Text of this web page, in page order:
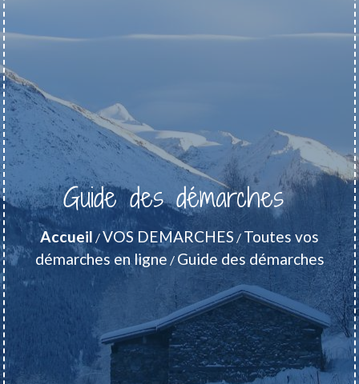
Guide des démarches
Accueil /VOS DEMARCHES / Toutes vos
démarches en ligne / Guide des démarches